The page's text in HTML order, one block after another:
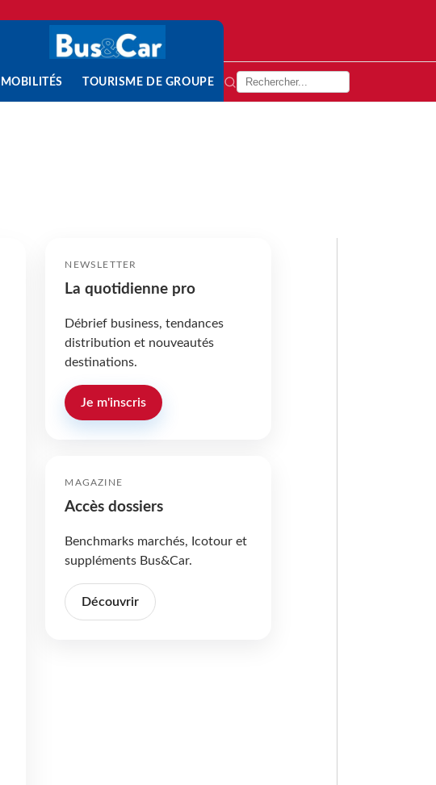
MOBILITÉS TOURISME DE GROUPE
NEWSLETTER
La quotidienne pro
Débrief business, tendances
distribution et nouveautés
destinations.
Je m'inscris
MAGAZINE
Accès dossiers
Benchmarks marchés, Icotour et
suppléments Bus&Car.
Découvrir